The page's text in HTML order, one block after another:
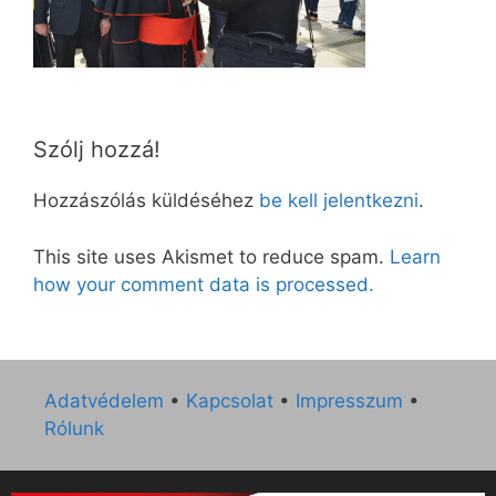
Szólj hozzá!
Hozzászólás küldéséhez be kell jelentkezni.
This site uses Akismet to reduce spam. Learn
how your comment data is processed.
Adatvédelem • Kapcsolat • Impresszum •
Rólunk